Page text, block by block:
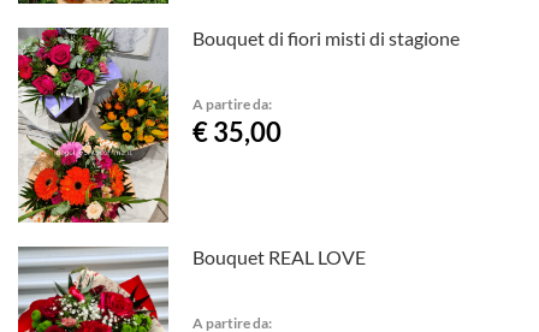
Bouquet di fiori misti di stagione
A partire da:
€ 35,00
Bouquet REAL LOVE
A partire da: